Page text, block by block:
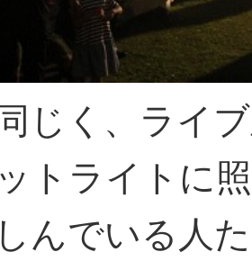
同じく、ライ
トライトに
んでいる人